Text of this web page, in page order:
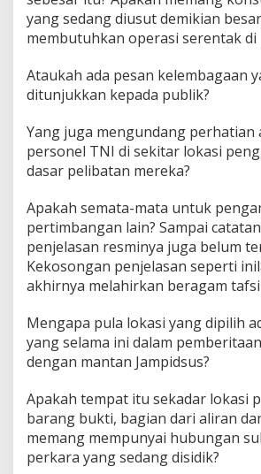
yang sedang diusut demikian
membutuhkan operasi serentak di
Ataukah ada pesan kelembagaan
ditunjukkan kepada publik?
Yang juga mengundang perhatian
personel TNI di sekitar lokasi
dasar pelibatan mereka?
Apakah semata-mata untuk
pertimbangan lain? Sampai
penjelasan resminya juga belum
Kekosongan penjelasan seperti
akhirnya melahirkan beragam
Mengapa pula lokasi yang dipilih
yang selama ini dalam
dengan mantan Jampidsus?
Apakah tempat itu sekadar lokasi
barang bukti, bagian dari aliran
memang mempunyai hubungan
perkara yang sedang disidik?